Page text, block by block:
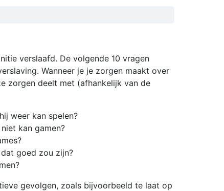
verslaafd. De volgende 10 vragen
Wanneer je je zorgen maakt over
zorgen deelt met (afhankelijk van de
weer kan spelen?
kan gamen?
goed zou zijn?
gevolgen, zoals bijvoorbeeld te laat op